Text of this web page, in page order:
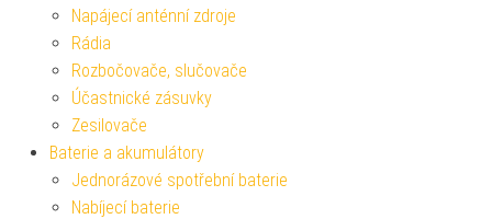
Napájecí anténní zdroje
Rádia
Rozbočovače, slučovače
Účastnické zásuvky
Zesilovače
Baterie a akumulátory
Jednorázové spotřební baterie
Nabíjecí baterie